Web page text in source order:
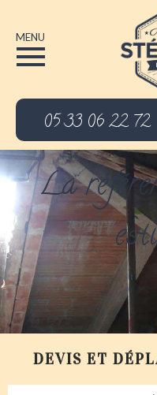
MENU
05 33 06 22 72
La
DEVIS ET